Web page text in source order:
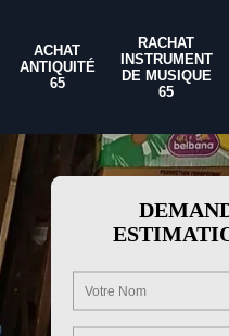
ACHAT
ANTIQUITÉ
65
RACHAT
INSTRUMENT
DE MUSIQUE
65